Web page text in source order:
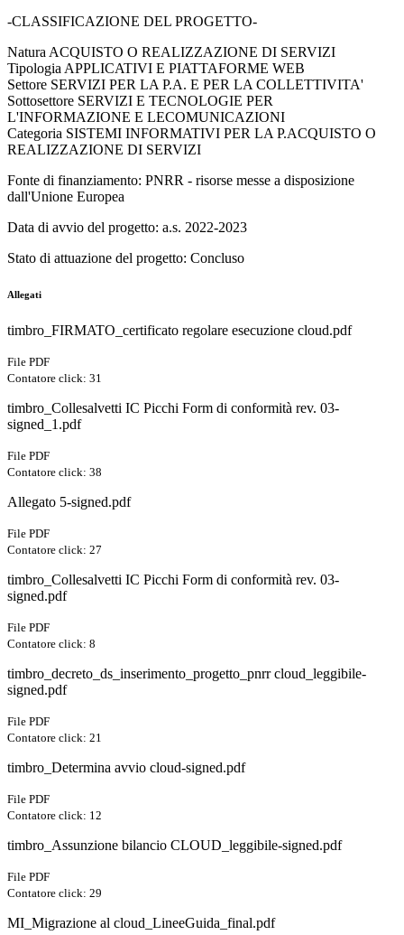
-CLASSIFICAZIONE DEL PROGETTO-
Natura ACQUISTO O REALIZZAZIONE DI SERVIZI
Tipologia APPLICATIVI E PIATTAFORME WEB
Settore SERVIZI PER LA P.A. E PER LA COLLETTIVITA'
Sottosettore SERVIZI E TECNOLOGIE PER
L'INFORMAZIONE E LECOMUNICAZIONI
Categoria SISTEMI INFORMATIVI PER LA P.ACQUISTO O
REALIZZAZIONE DI SERVIZI
Fonte di finanziamento: PNRR - risorse messe a disposizione
dall'Unione Europea
Data di avvio del progetto: a.s. 2022-2023
Stato di attuazione del progetto: Concluso
Allegati
timbro_FIRMATO_certificato regolare esecuzione cloud.pdf
File PDF
Contatore click: 31
timbro_Collesalvetti IC Picchi Form di conformità rev. 03-
signed_1.pdf
File PDF
Contatore click: 38
Allegato 5-signed.pdf
File PDF
Contatore click: 27
timbro_Collesalvetti IC Picchi Form di conformità rev. 03-
signed.pdf
File PDF
Contatore click: 8
timbro_decreto_ds_inserimento_progetto_pnrr cloud_leggibile-
signed.pdf
File PDF
Contatore click: 21
timbro_Determina avvio cloud-signed.pdf
File PDF
Contatore click: 12
timbro_Assunzione bilancio CLOUD_leggibile-signed.pdf
File PDF
Contatore click: 29
MI_Migrazione al cloud_LineeGuida_final.pdf